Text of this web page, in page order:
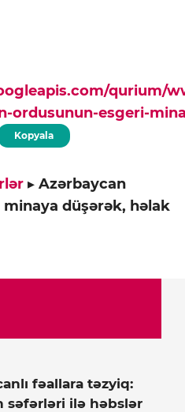
qurium/
ordusunun-esgeri-
Kopyala
▸ Azərbaycan
düşərək, həlak
fəallara təzyiq:
səfərləri ilə həbslər